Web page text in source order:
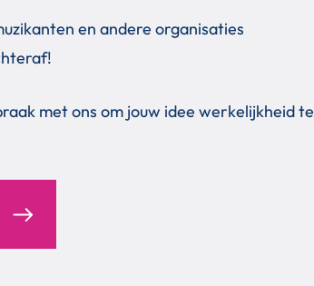
en andere organisaties
met ons om jouw idee werkelijkheid te